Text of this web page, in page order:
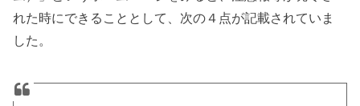
れた時にできることとして、次の４点が記載されていま
した。